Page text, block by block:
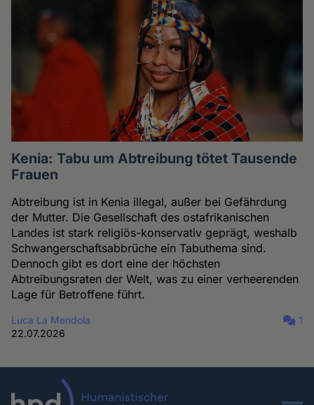
Kenia: Tabu um Abtreibung tötet Tausende
Frauen
Abtreibung ist in Kenia illegal, außer bei Gefährdung
der Mutter. Die Gesellschaft des ostafrikanischen
Landes ist stark religiös-konservativ geprägt, weshalb
Schwangerschaftsabbrüche ein Tabuthema sind.
Dennoch gibt es dort eine der höchsten
Abtreibungsraten der Welt, was zu einer verheerenden
Lage für Betroffene führt.
Luca La Mendola
22.07.2026
1